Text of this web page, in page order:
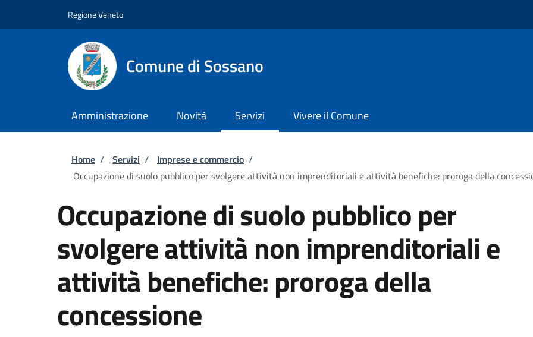
Regione Veneto
Comune di Sossano
Amministrazione Novità Servizi Vivere il Comune
Briciole di pane
Home / Servizi / Imprese e commercio /
Occupazione di suolo pubblico per svolgere attività non imprenditoriali e attività benefiche: proroga della
Occupazione di suolo pubblico per
svolgere attività non imprenditoriali e
attività benefiche: proroga della
concessione